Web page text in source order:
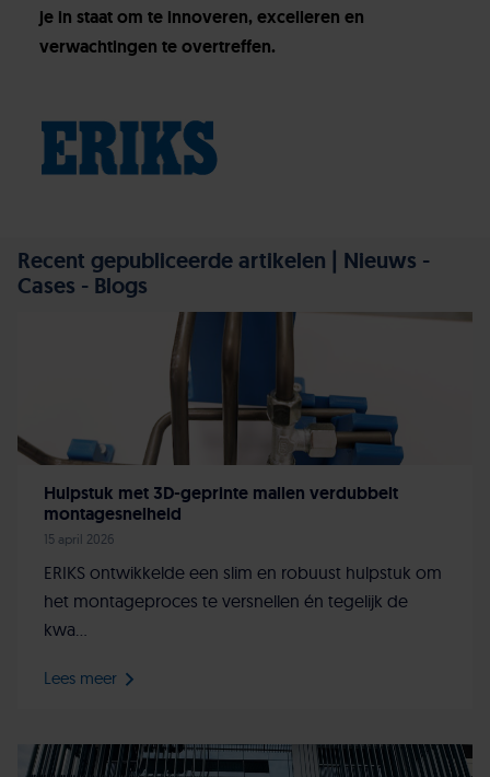
je in staat om te innoveren, excelleren en
verwachtingen te overtreffen.
Recent gepubliceerde artikelen | Nieuws -
Cases - Blogs
Hulpstuk met 3D-geprinte mallen verdubbelt
montagesnelheid
15 april 2026
ERIKS ontwikkelde een slim en robuust hulpstuk om
het montageproces te versnellen én tegelijk de
kwa...
Lees meer